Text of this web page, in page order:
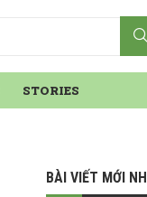
STORIES
BÀI VIẾT MỚI